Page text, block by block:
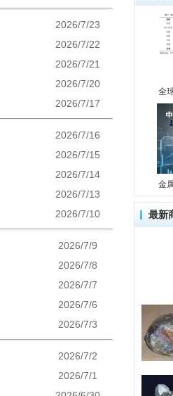
2026/7/23
2026/7/22
2026/7/21
2026/7/20
2026/7/17
2026/7/16
2026/7/15
2026/7/14
2026/7/13
2026/7/10
2026/7/9
2026/7/8
2026/7/7
2026/7/6
2026/7/3
2026/7/2
2026/7/1
全
金
最新